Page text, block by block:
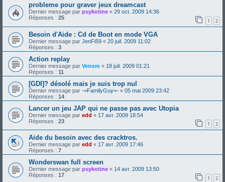
probleme pour graver jeux dreamcast
Dernier message par psykotine « 29 oct. 2009 14:36
Réponses : 25 1 2
Besoin d'Aide : Cd de Boot en mode VGA
Dernier message par JenFi59 « 20 juil. 2009 11:02
Réponses : 3
Action replay
Dernier message par Venom « 18 juil. 2009 01:21
Réponses : 11
[GDI]? désolé mais je suis trop nul
Dernier message par -=FamilyGuy=- « 05 mai 2009 23:42
Réponses : 14
Lancer un jeu JAP qui ne passe pas avec Utopia
Dernier message par edd « 17 avr. 2009 18:54
Réponses : 23 1 2
Aide du besoin avec des cracktros.
Dernier message par edd « 17 avr. 2009 17:46
Réponses : 7
Wonderswan full screen
Dernier message par psykotine « 14 avr. 2009 13:50
Réponses : 17 1 2